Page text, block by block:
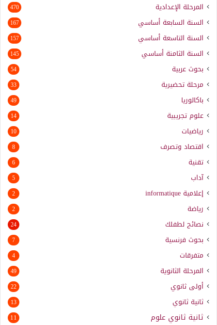
المرحلة الإعدادية 470
السنة السابعة أساسي 167
السنة التاسعة أساسي 157
السنة الثامنة أساسي 145
بحوث عربية 54
مرحلة تحضيرية 33
باكالوريا 49
علوم تجريبية 14
رياضيات 10
اقتصاد وتصرف 8
تقنية 6
آداب 5
إعلامية informatique
2
رياضة 2
نصائح لطفلك 24
بحوث فرنسية 7
متفرقات 4
المرحلة الثانوية 49
أولى ثانوي 22
ثانية ثانوي 13
ثانية ثانوي علوم 11